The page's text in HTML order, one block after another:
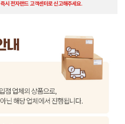
즉시 전자랜드 고객센터로 신고해주세요.